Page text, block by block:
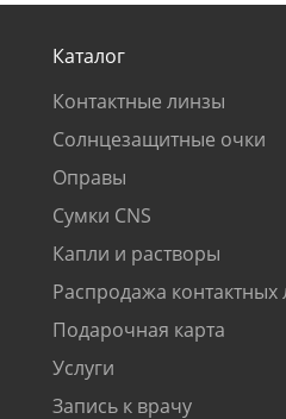
Каталог
Контактные линзы
Солнцезащитные очки
Оправы
Сумки CNS
Капли и растворы
Распродажа контактных
Подарочная карта
Услуги
Запись к врачу